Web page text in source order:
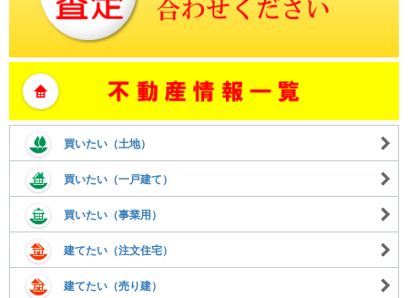
買いたい（土地）
買いたい（一戸建て）
買いたい（事業用）
建てたい（注文住宅）
建てたい（売り建）